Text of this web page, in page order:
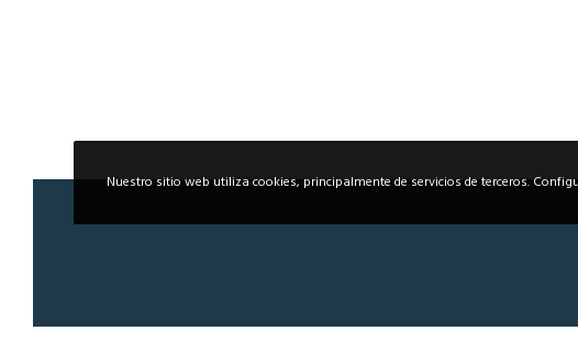
Nuestro sitio web utiliza cookies, principalmente de servicios de terceros.